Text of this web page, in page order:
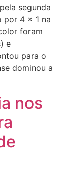
segunda
por 4 x 1 na
foram
e
para o
dominou a
nos